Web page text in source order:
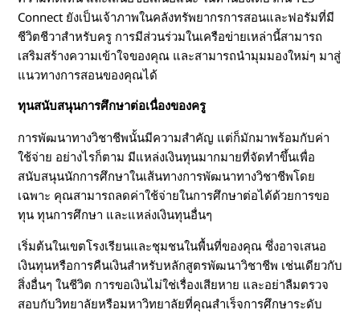
Connect ยังเป็นเจ้าภาพในคลังทรัพยากรการสอนและฟอรัมที่มี
ชีวิตชีวาสำหรับครู การมีส่วนร่วมในเครือข่ายเหล่านี้สามารถ
เสริมสร้างความเข้าใจของคุณ และสามารถนำมุมมองใหม่ๆ มาสู่
แนวทางการสอนของคุณได้
ทุนสนับสนุนการศึกษาต่อเนื่องของครู
การพัฒนาทางวิชาชีพนั้นมีความสำคัญ แต่ก็มักมาพร้อมกับค่า
ใช้จ่าย อย่างไรก็ตาม มีแหล่งเงินทุนมากมายที่จัดทำขึ้นเพื่อ
สนับสนุนนักการศึกษาในเส้นทางการพัฒนาทางวิชาชีพโดย
เฉพาะ คุณสามารถลดค่าใช้จ่ายในการศึกษาต่อได้ด้วยการขอ
ทุน ทุนการศึกษา และแหล่งเงินทุนอื่นๆ
เริ่มต้นในเขตโรงเรียนและชุมชนในพื้นที่ของคุณ ซึ่งอาจเสนอ
เงินทุนหรือการคืนเงินสำหรับหลักสูตรพัฒนาวิชาชีพ เช่นเดียวกับ
สิ่งอื่นๆ ในชีวิต การขอเงินไม่ใช่เรื่องเสียหาย และอย่าลืมตรวจ
สอบกับวิทยาลัยหรือมหาวิทยาลัยที่คุณสำเร็จการศึกษาระดับ